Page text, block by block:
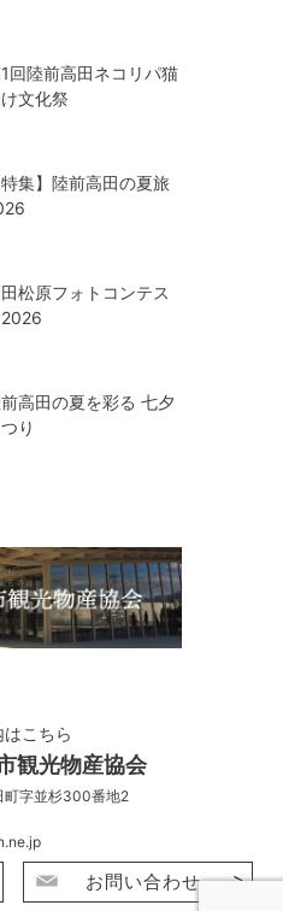
回陸前高田ネコリパ猫
文化祭
特集】陸前高田の夏旅
松原フォトコンテス
2026
高田の夏を彩る 七夕
り
はこちら
観光物産協会
町字並杉300番地2
お問い合わせ